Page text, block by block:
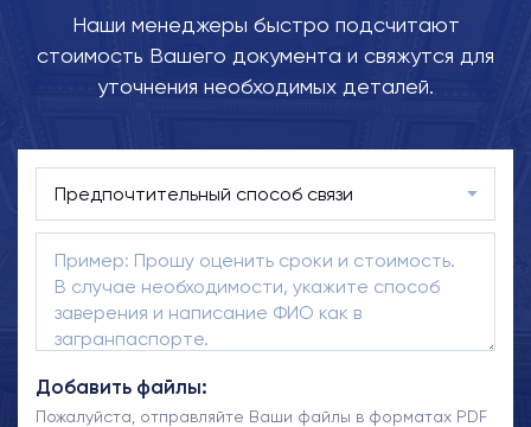
Наши менеджеры быстро подсчитают
стоимость Вашего документа и свяжутся для
уточнения необходимых деталей.
Добавить файлы:
Пожалуйста, отправляйте Ваши файлы в форматах PDF